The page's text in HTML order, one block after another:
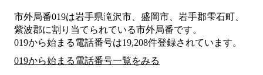
市外局番019は岩手県滝沢市、盛岡市、岩手郡雫石町、
紫波郡に割り当てられている市外局番です。
019から始まる電話番号は19,208件登録されています。
019から始まる電話番号一覧をみる